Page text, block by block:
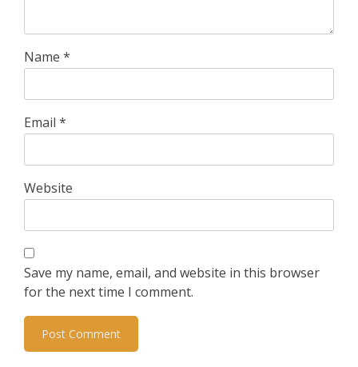
Name *
Email *
Website
Save my name, email, and website in this browser
for the next time I comment.